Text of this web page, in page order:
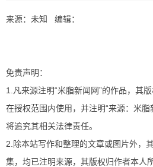
来源：未知 编辑：
免责声明：
1.凡来源注明“米脂新闻网”的作品，其
在授权范围内使用，并注明“来源：米脂
将追究其相关法律责任。
2.除本站写作和整理的文章或图片外，
集，均已注明来源，其版权归作者本人